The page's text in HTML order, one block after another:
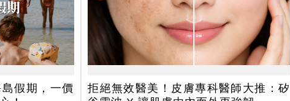
假期，一價
拒絕無效醫美！皮膚專科醫師大推：矽